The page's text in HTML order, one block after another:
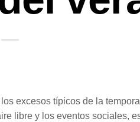
excesos típicos de la
libre y los eventos sociales,